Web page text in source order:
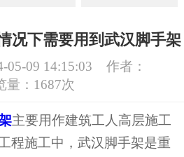
况下需要用到武汉脚手架
05-09 14:15:03
作者：
量：1687次
主要用作建筑工人高层施工
程施工中，武汉脚手架是重